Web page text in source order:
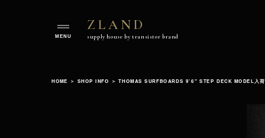
ZLAND
supply house by transistor brand
ZLAND
transistorbrand
HOME ＞ SHOP INFO ＞THOMAS SURFBOARDS 9’6″ STEP DECK MODEL入荷